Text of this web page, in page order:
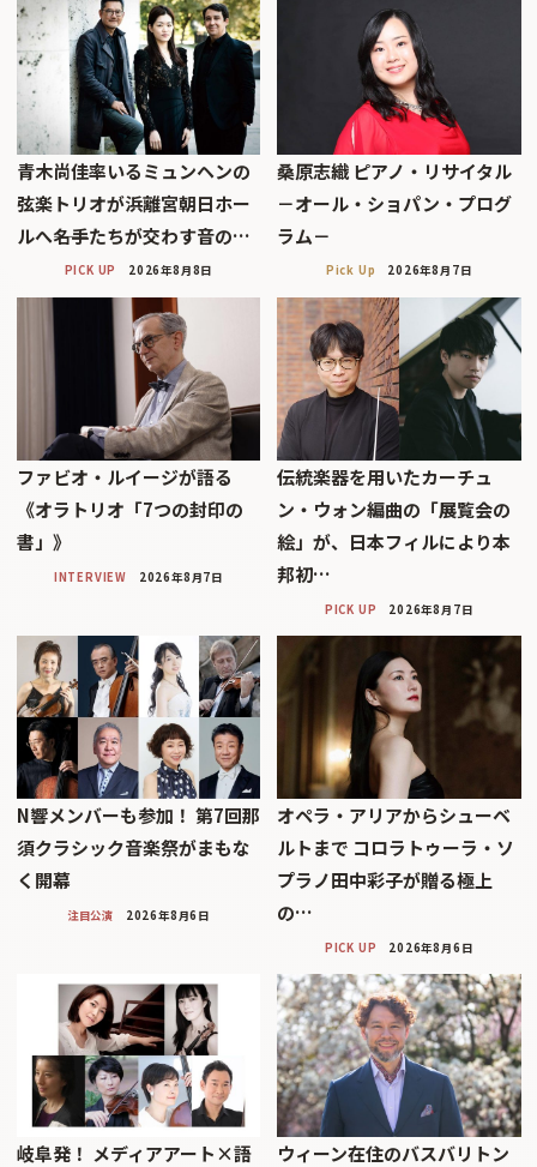
青木尚佳率いるミュンヘンの
弦楽トリオが浜離宮朝日ホー
ルへ――名手たちが交わす音の…
PICK UP 2026年8月8日
桑原志織 ピアノ・リサイタル
－オール・ショパン・プログ
ラム－
Pick Up 2026年8月7日
ファビオ・ルイージが語る
《オラトリオ「7つの封印の
書」》
INTERVIEW 2026年8月7日
伝統楽器を用いたカーチュ
ン・ウォン編曲の「展覧会の
絵」が、日本フィルにより本
邦初…
PICK UP 2026年8月7日
N響メンバーも参加！ 第7回那
須クラシック音楽祭がまもな
く開幕
注目公演 2026年8月6日
オペラ・アリアからシューベ
ルトまで コロラトゥーラ・ソ
プラノ田中彩子が贈る極上
の…
PICK UP 2026年8月6日
岐阜発！ メディアアート×語
ウィーン在住のバスバリトン